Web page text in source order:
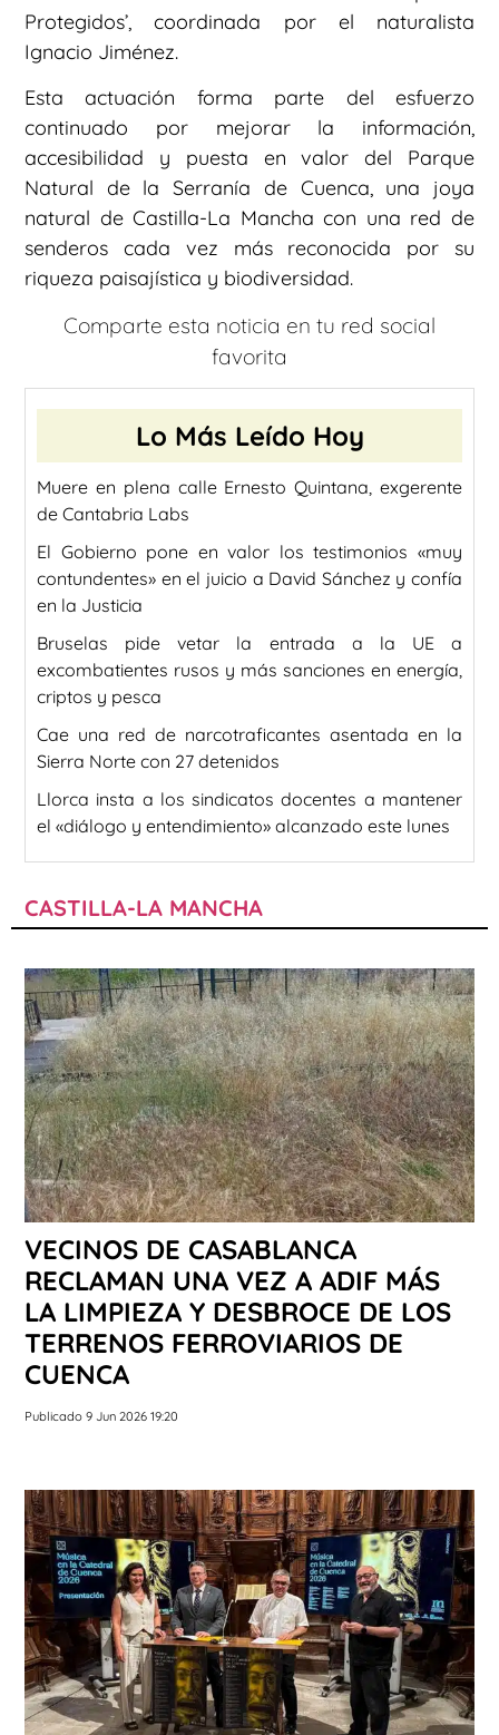
Protegidos’, coordinada por el naturalista
Ignacio Jiménez.
Esta actuación forma parte del esfuerzo
continuado por mejorar la información,
accesibilidad y puesta en valor del Parque
Natural de la Serranía de Cuenca, una joya
natural de Castilla-La Mancha con una red de
senderos cada vez más reconocida por su
riqueza paisajística y biodiversidad.
Comparte esta noticia en tu red social
favorita
Lo Más Leído Hoy
Muere en plena calle Ernesto Quintana, exgerente
de Cantabria Labs
El Gobierno pone en valor los testimonios «muy
contundentes» en el juicio a David Sánchez y confía
en la Justicia
Bruselas pide vetar la entrada a la UE a
excombatientes rusos y más sanciones en energía,
criptos y pesca
Cae una red de narcotraficantes asentada en la
Sierra Norte con 27 detenidos
Llorca insta a los sindicatos docentes a mantener
el «diálogo y entendimiento» alcanzado este lunes
CASTILLA-LA MANCHA
VECINOS DE CASABLANCA
RECLAMAN UNA VEZ A ADIF MÁS
LA LIMPIEZA Y DESBROCE DE LOS
TERRENOS FERROVIARIOS DE
CUENCA
Publicado 9 Jun 2026 19:20